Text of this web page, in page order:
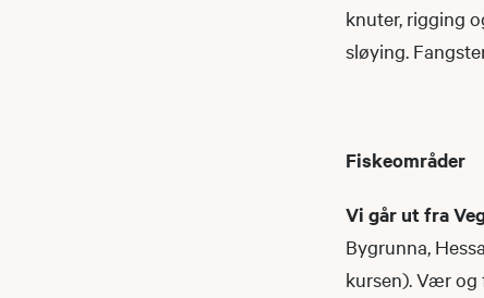
knuter, rigging
sløying.
Fiskeområder
Vi går ut fra
Bygrunna,
kursen). Vær og